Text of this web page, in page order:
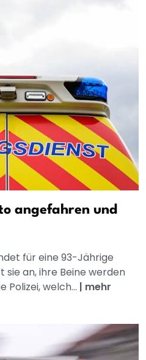
angefahren und
für eine 93-Jährige
an, ihre Beine werden
welch... | mehr